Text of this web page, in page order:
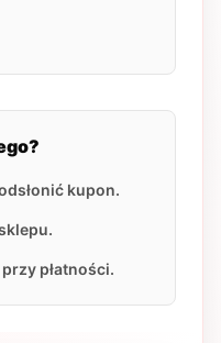
kupon.
płatności.